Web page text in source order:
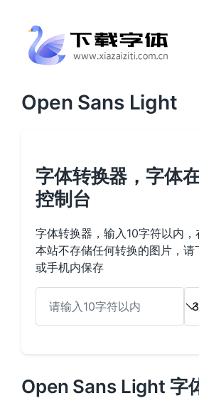
Open Sans Light
字体转换器，字体
控制台
字体转换器，输入10字符以内，
本站不存储任何转换的图片，请
或手机内保存
Open Sans Light 字